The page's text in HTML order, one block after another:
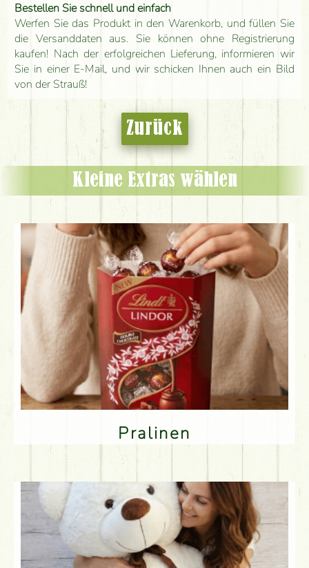
Bestellen Sie schnell und einfach
Werfen Sie das Produkt in den Warenkorb, und füllen Sie
die Versanddaten aus. Sie können ohne Registrierung
kaufen! Nach der erfolgreichen Lieferung, informieren wir
Sie in einer E-Mail, und wir schicken Ihnen auch ein Bild
von der Strauß!
Zurück
Kleine Extras wählen
Pralinen